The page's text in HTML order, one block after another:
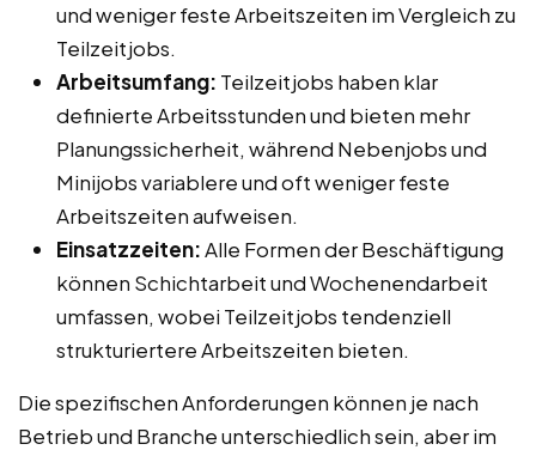
und weniger feste Arbeitszeiten im Vergleich zu
Teilzeitjobs.
Arbeitsumfang: Teilzeitjobs haben klar
definierte Arbeitsstunden und bieten mehr
Planungssicherheit, während Nebenjobs und
Minijobs variablere und oft weniger feste
Arbeitszeiten aufweisen.
Einsatzzeiten:Alle Formen der Beschäftigung
können Schichtarbeit und Wochenendarbeit
umfassen, wobei Teilzeitjobs tendenziell
strukturiertere Arbeitszeiten bieten.
Die spezifischen Anforderungen können je nach
Betrieb und Branche unterschiedlich sein, aber im